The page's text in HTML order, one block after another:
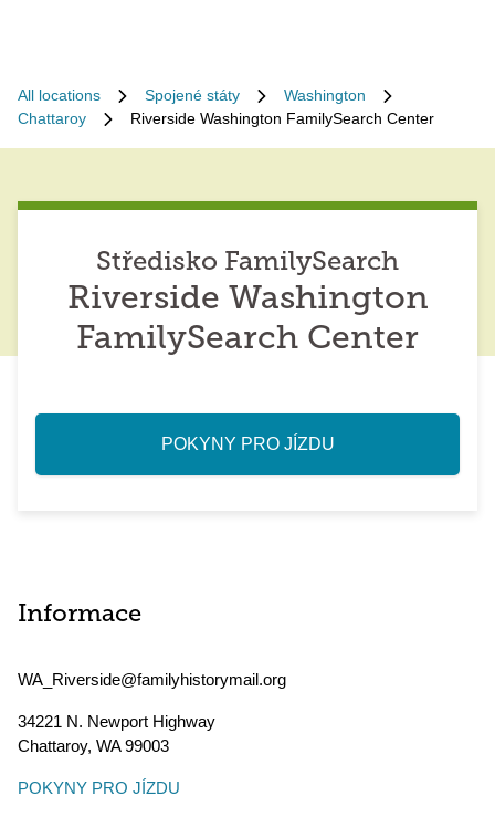
All locations Spojené státy
Washington
Chattaroy
Riverside Washington FamilySearch Center
Středisko FamilySearch
Riverside Washington
FamilySearch Center
POKYNY PRO JÍZDU
Informace
WA_Riverside@familyhistorymail.org
34221 N. Newport Highway
Chattaroy, WA99003
POKYNY PRO JÍZDU